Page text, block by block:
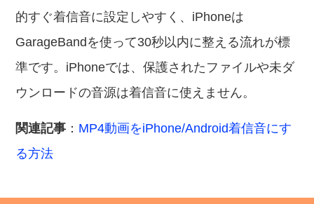
的すぐ着信音に設定しやすく、iPhoneは
GarageBandを使って30秒以内に整える流れが標
準です。iPhoneでは、保護されたファイルや未ダ
ウンロードの音源は着信音に使えません。
関連記事 ： MP4動画をiPhone/Android着信音にす
る方法